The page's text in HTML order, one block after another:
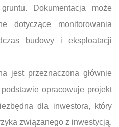
Dokumentacja może
dotyczące monitorowania
budowy i eksploatacji
jest przeznaczona głównie
opracowuje projekt
dla inwestora, który
związanego z inwestycją.